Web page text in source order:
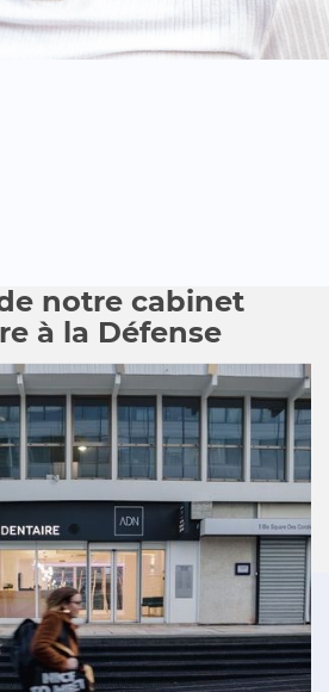
notre cabinet
à la Défense